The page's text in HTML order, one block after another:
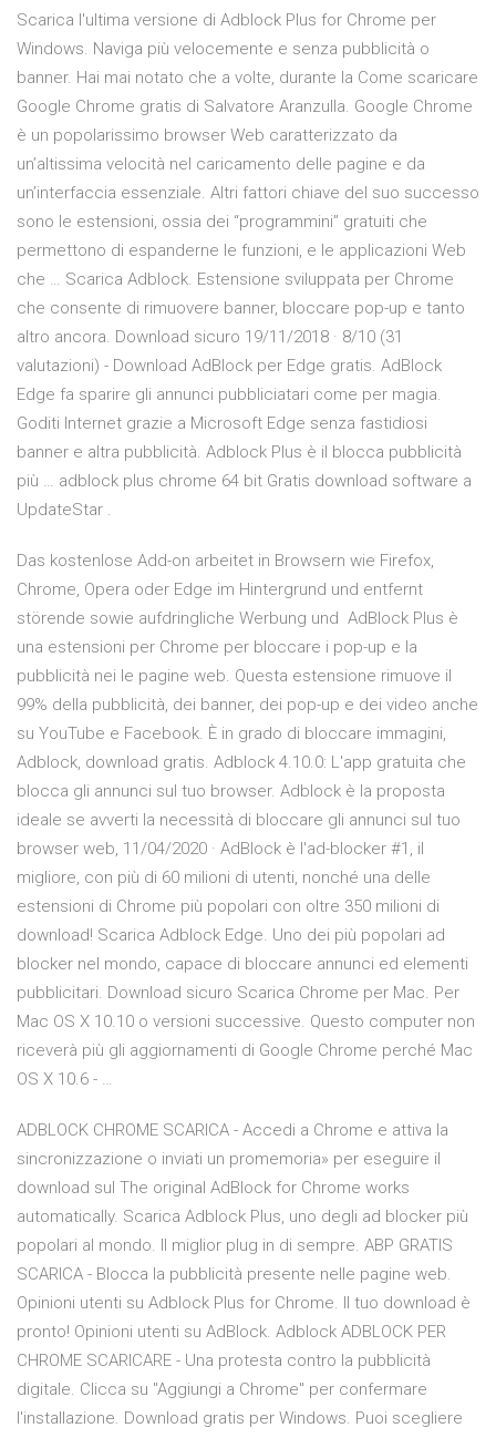
Scarica l'ultima versione di Adblock Plus for Chrome per
Windows. Naviga più velocemente e senza pubblicità o
banner. Hai mai notato che a volte, durante la Come scaricare
Google Chrome gratis di Salvatore Aranzulla. Google Chrome
è un popolarissimo browser Web caratterizzato da
un’altissima velocità nel caricamento delle pagine e da
un’interfaccia essenziale. Altri fattori chiave del suo successo
sono le estensioni, ossia dei “programmini” gratuiti che
permettono di espanderne le funzioni, e le applicazioni Web
che … Scarica Adblock. Estensione sviluppata per Chrome
che consente di rimuovere banner, bloccare pop-up e tanto
altro ancora. Download sicuro 19/11/2018 · 8/10 (31
valutazioni) - Download AdBlock per Edge gratis. AdBlock
Edge fa sparire gli annunci pubbliciatari come per magia.
Goditi Internet grazie a Microsoft Edge senza fastidiosi
banner e altra pubblicità. Adblock Plus è il blocca pubblicità
più … adblock plus chrome 64 bit Gratis download software a
UpdateStar .
Das kostenlose Add-on arbeitet in Browsern wie Firefox,
Chrome, Opera oder Edge im Hintergrund und entfernt
störende sowie aufdringliche Werbung und AdBlock Plus è
una estensioni per Chrome per bloccare i pop-up e la
pubblicità nei le pagine web. Questa estensione rimuove il
99% della pubblicità, dei banner, dei pop-up e dei video anche
su YouTube e Facebook. È in grado di bloccare immagini,
Adblock, download gratis. Adblock 4.10.0: L'app gratuita che
blocca gli annunci sul tuo browser. Adblock è la proposta
ideale se avverti la necessità di bloccare gli annunci sul tuo
browser web, 11/04/2020 · AdBlock è l'ad-blocker #1, il
migliore, con più di 60 milioni di utenti, nonché una delle
estensioni di Chrome più popolari con oltre 350 milioni di
download! Scarica Adblock Edge. Uno dei più popolari ad
blocker nel mondo, capace di bloccare annunci ed elementi
pubblicitari. Download sicuro Scarica Chrome per Mac. Per
Mac OS X 10.10 o versioni successive. Questo computer non
riceverà più gli aggiornamenti di Google Chrome perché Mac
OS X 10.6 - …
ADBLOCK CHROME SCARICA - Accedi a Chrome e attiva la
sincronizzazione o inviati un promemoria» per eseguire il
download sul The original AdBlock for Chrome works
automatically. Scarica Adblock Plus, uno degli ad blocker più
popolari al mondo. Il miglior plug in di sempre. ABP GRATIS
SCARICA - Blocca la pubblicità presente nelle pagine web.
Opinioni utenti su Adblock Plus for Chrome. Il tuo download è
pronto! Opinioni utenti su AdBlock. Adblock ADBLOCK PER
CHROME SCARICARE - Una protesta contro la pubblicità
digitale. Clicca su "Aggiungi a Chrome" per confermare
l'installazione. Download gratis per Windows. Puoi scegliere